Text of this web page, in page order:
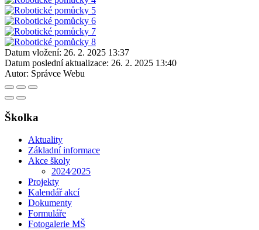
Datum vložení: 26. 2. 2025 13:37
Datum poslední aktualizace: 26. 2. 2025 13:40
Autor: Správce Webu
Školka
Aktuality
Základní informace
Akce školy
2024⁄2025
Projekty
Kalendář akcí
Dokumenty
Formuláře
Fotogalerie MŠ